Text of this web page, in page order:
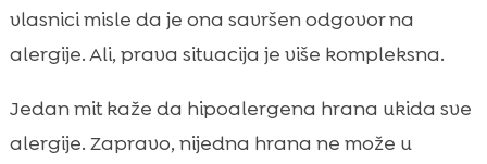
vlasnici misle da je ona savršen odgovor na
alergije. Ali, prava situacija je više kompleksna.
Jedan mit kaže da hipoalergena hrana ukida sve
alergije. Zapravo, nijedna hrana ne može u